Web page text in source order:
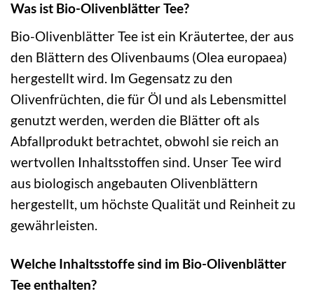
Was ist Bio-Olivenblätter Tee?
Bio-Olivenblätter Tee ist ein Kräutertee, der aus
den Blättern des Olivenbaums (Olea europaea)
hergestellt wird. Im Gegensatz zu den
Olivenfrüchten, die für Öl und als Lebensmittel
genutzt werden, werden die Blätter oft als
Abfallprodukt betrachtet, obwohl sie reich an
wertvollen Inhaltsstoffen sind. Unser Tee wird
aus biologisch angebauten Olivenblättern
hergestellt, um höchste Qualität und Reinheit zu
gewährleisten.
Welche Inhaltsstoffe sind im Bio-Olivenblätter
Tee enthalten?